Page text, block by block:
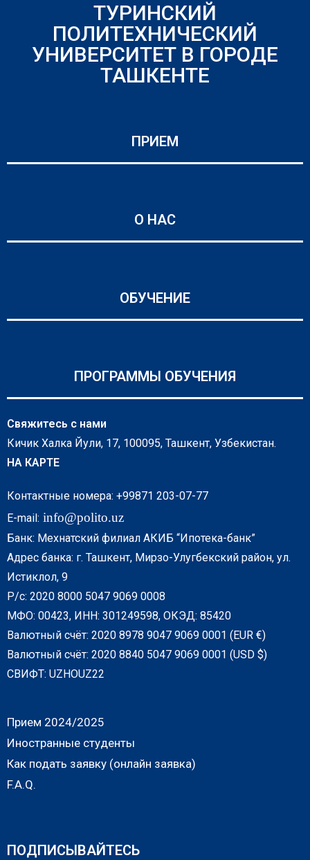
ТУРИНСКИЙ
ПОЛИТЕХНИЧЕСКИЙ
УНИВЕРСИТЕТ В ГОРОДЕ
ТАШКЕНТЕ
ПРИЕМ
О НАС
ОБУЧЕНИЕ
ПРОГРАММЫ ОБУЧЕНИЯ
Свяжитесь с нами
Кичик Халка Йули, 17, 100095, Ташкент, Узбекистан.
НА КАРТЕ
Контактные номера: +99871 203-07-77
E-mail: info@polito.uz
Банк: Мехнатский филиал АКИБ “Ипотека-банк”
Адрес банка: г. Ташкент, Мирзо-Улугбекский район, ул.
Истиклол, 9
Р/с: 2020 8000 5047 9069 0008
МФО: 00423, ИНН: 301249598, ОКЭД: 85420
Валютный счёт: 2020 8978 9047 9069 0001 (EUR €)
Валютный счёт: 2020 8840 5047 9069 0001 (USD $)
СВИФТ: UZHOUZ22
Прием 2024/2025
Иностранные студенты
Как подать заявку (онлайн заявка)
F.A.Q.
ПОДПИСЫВАЙТЕСЬ